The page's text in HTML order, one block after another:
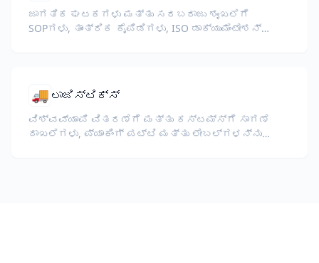
ಜಾಗತಿಕ ಘಟಕಗಳು ಮತ್ತು ಸರಬರಾಜು ಶೃಂಖಲೆಗೆ
SOPಗಳು, ತಾಂತ್ರಿಕ ಕೈಪಿಡಿಗಳು, ISO ಡಾಕ್ಯುಮೆಂಟೇಶನ್
🚚 ಲಾಜಿಸ್ಟಿಕ್ಸ್
ವಿಶ್ವವ್ಯಾಪಿ ವಿತರಣೆಗೆ ಮತ್ತು ಕಸ್ಟಮ್ಸ್‌ಗೆ ಸಾಗಣೆ
ದಾಖಲೆಗಳು, ಪ್ಯಾಕಿಂಗ್ ಪಟ್ಟಿ ಮತ್ತು ಲೇಬಲ್‌ಗಳನ್ನು